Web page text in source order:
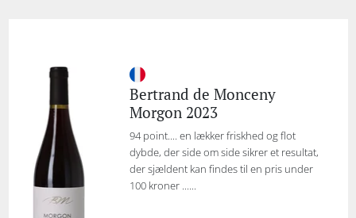
Bertrand de Monceny
Morgon 2023
94 point.... en lækker friskhed og flot
dybde, der side om side sikrer et resultat,
der sjældent kan findes til en pris under
100 kroner ......